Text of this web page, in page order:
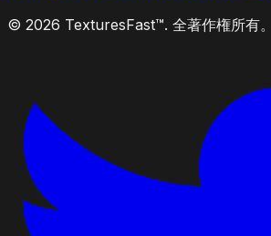
© 2026 TexturesFast™. 全著作権所有。